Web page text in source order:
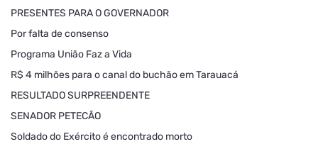
PRESENTES PARA O GOVERNADOR
Por falta de consenso
Programa União Faz a Vida
R$ 4 milhões para o canal do buchão em Tarauacá
RESULTADO SURPREENDENTE
SENADOR PETECÃO
Soldado do Exército é encontrado morto